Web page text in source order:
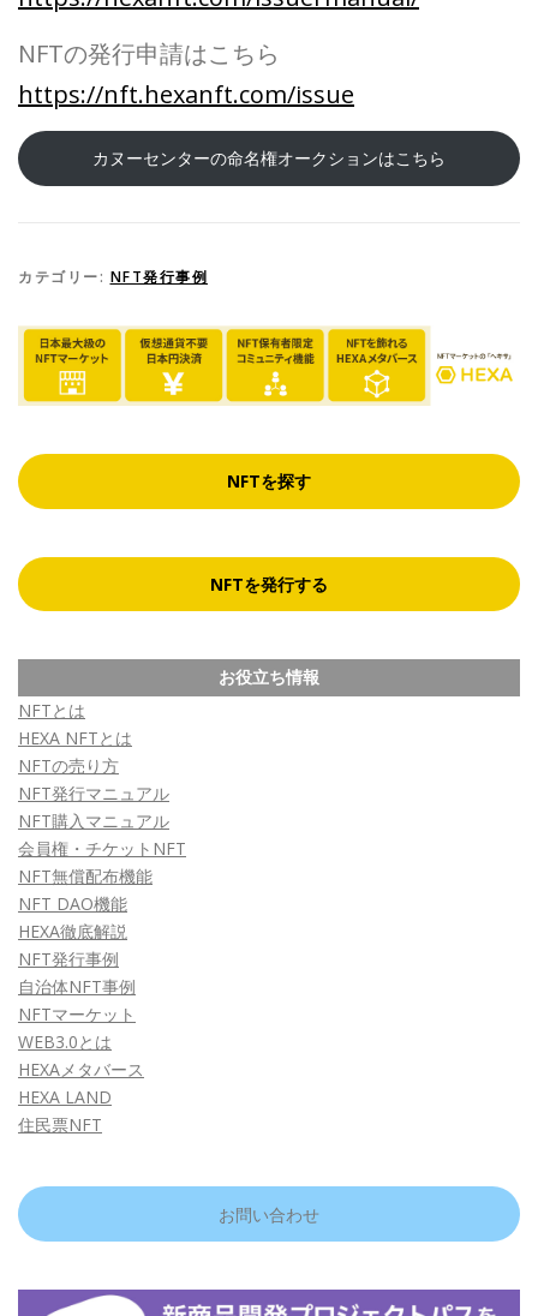
NFTの発行申請はこちら
https://nft.hexanft.com/issue
カヌーセンターの命名権オークションはこちら
カテゴリー: NFT発行事例
NFTを探す
NFTを発行する
お役立ち情報
NFTとは
HEXA NFTとは
NFTの売り方
NFT発行マニュアル
NFT購入マニュアル
会員権・チケットNFT
NFT無償配布機能
NFT DAO機能
HEXA徹底解説
NFT発行事例
自治体NFT事例
NFTマーケット
WEB3.0とは
HEXAメタバース
HEXA LAND
住民票NFT
お問い合わせ